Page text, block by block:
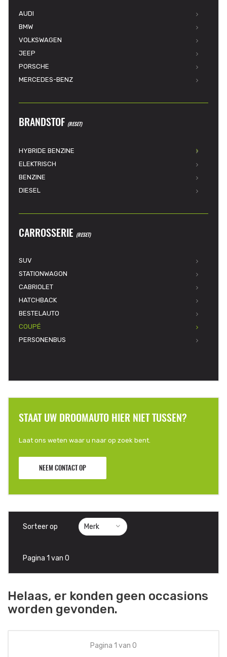
AUDI
BMW
VOLKSWAGEN
JEEP
PORSCHE
MERCEDES-BENZ
BRANDSTOF (RESET)
HYBRIDE BENZINE
ELEKTRISCH
BENZINE
DIESEL
CARROSSERIE (RESET)
SUV
STATIONWAGON
CABRIOLET
HATCHBACK
BESTELAUTO
COUPÉ
PERSONENBUS
STAAT UW DROOMAUTO HIER NIET TUSSEN?
Laat ons weten waar u naar op zoek bent.
NEEM CONTACT OP
Sorteer op
Pagina 1 van 0
Helaas, er konden geen occasions
worden gevonden.
Pagina 1 van 0